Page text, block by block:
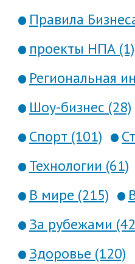
Правила
проекты НПА (1)
Региональная
Шоу-бизнес (28)
Спорт (101)
Технологии (61)
В мире (215)
За рубежами
Здоровье (120)